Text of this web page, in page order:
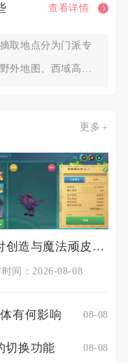
查看详情
取地点分为门派专
外地图、西域高阶
更多
对付创造与魔法顽皮蝾螈的技巧是什么
间：2026-08-08
有何影响 08-08
切换功能 08-08